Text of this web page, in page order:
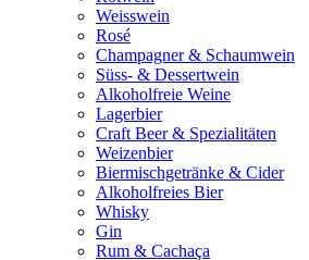
Weisswein
Rosé
Champagner & Schaumwein
Süss- & Dessertwein
Alkoholfreie Weine
Lagerbier
Craft Beer & Spezialitäten
Weizenbier
Biermischgetränke & Cider
Alkoholfreies Bier
Whisky
Gin
Rum & Cachaça